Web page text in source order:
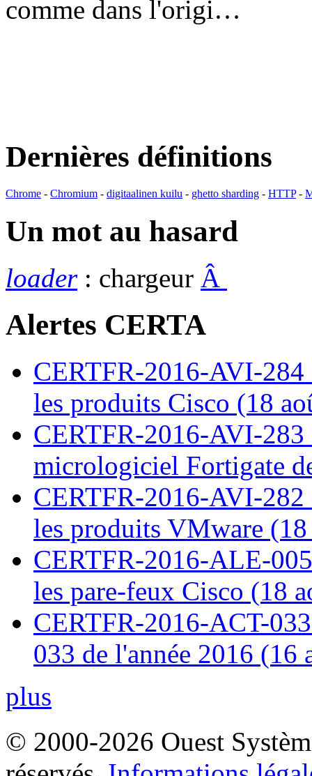
comme dans l'origi…
Dernières définitions
Chrome - Chromium - digitaalinen kuilu - ghetto sharding - HTTP-
Un mot au hasard
loader: chargeur Â
Alertes CERTA
CERTFR-2016-AVI-
les produits Cisco (18
CERTFR-2016-AVI-
micrologiciel Fortigate
CERTFR-2016-AVI-
les produits VMware
CERTFR-2016-ALE-
les pare-feux Cisco (18
CERTFR-2016-ACT-
033 de l'année 2016 (16
plus
© 2000-2026 Ouest